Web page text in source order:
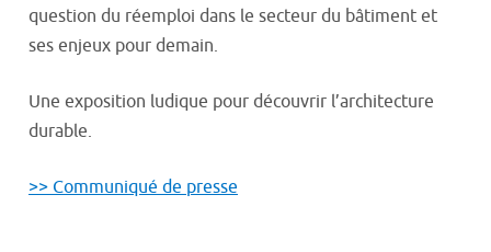
question du réemploi dans le secteur du bâtiment et
ses enjeux pour demain.
Une exposition ludique pour découvrir l’architecture
durable.
>> Communiqué de presse